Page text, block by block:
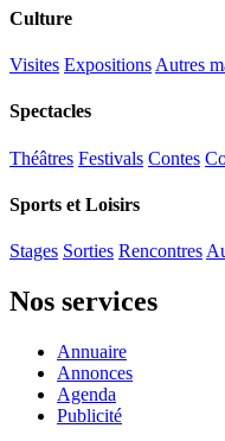
Culture
Visites Expositions Autres
Spectacles
Théâtres Festivals Contes
Sports et Loisirs
Stages Sorties Rencontres
Nos services
Annuaire
Annonces
Agenda
Publicité